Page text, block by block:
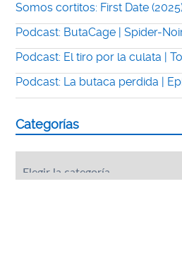
Somos cortitos: First Date
Podcast: ButaCage | Spider-
Podcast: El tiro por la culata |
Podcast: La butaca perdida |
Categorías